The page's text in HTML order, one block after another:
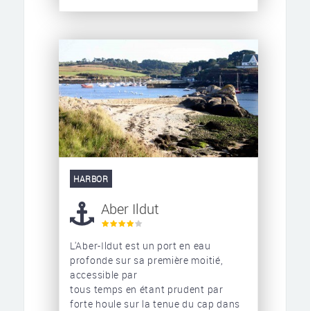
HARBOR
Aber Ildut
L'Aber-Ildut est un port en eau
profonde sur sa première moitié,
accessible par
tous temps en étant prudent par
forte houle sur la tenue du cap dans